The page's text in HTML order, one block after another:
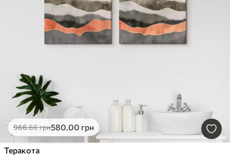
966.66грн580.00 грн
Теракота